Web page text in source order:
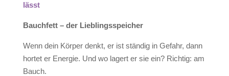
lässt
Bauchfett – der Lieblingsspeicher
Wenn dein Körper denkt, er ist ständig in Gefahr, dann
hortet er Energie. Und wo lagert er sie ein? Richtig: am
Bauch.